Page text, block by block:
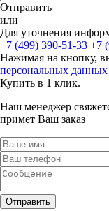
Отправить
или
Для уточнения
+7 (499) 390-51-33 +7
Нажимая на кнопку,
персональных данных
Купить в 1 клик.
Наш менеджер
примет Ваш заказ
Отправить